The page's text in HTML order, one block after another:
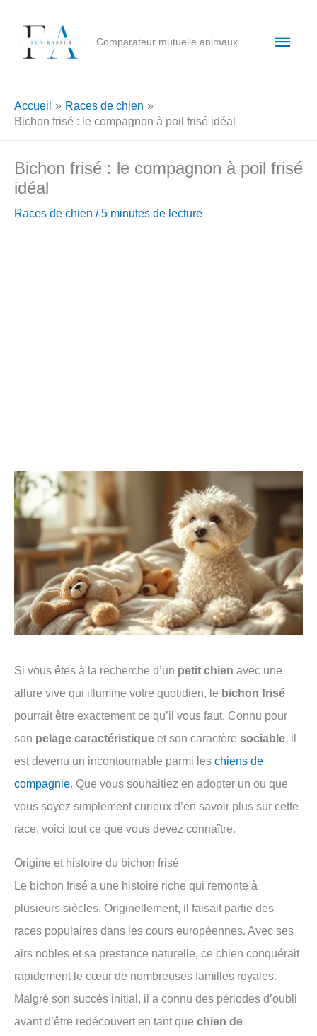
contenu
Comparateur mutuelle animaux
Accueil
Races de chien
Bichon frisé : le compagnon à poil frisé idéal
Bichon frisé : le compagnon à poil frisé
idéal
Races de chien /5 minutes de lecture
Si vous êtes à la recherche d’un petit chien avec une
allure vive qui illumine votre quotidien, le bichon frisé
pourrait être exactement ce qu’il vous faut. Connu pour
son pelage caractéristique et son caractère sociable, il
est devenu un incontournable parmi les chiens de
compagnie. Que vous souhaitiez en adopter un ou que
vous soyez simplement curieux d’en savoir plus sur cette
race, voici tout ce que vous devez connaître.
Origine et histoire du bichon frisé
Le bichon frisé a une histoire riche qui remonte à
plusieurs siècles. Originellement, il faisait partie des
races populaires dans les cours européennes. Avec ses
airs nobles et sa prestance naturelle, ce chien conquérait
rapidement le cœur de nombreuses familles royales.
Malgré son succès initial, il a connu des périodes d’oubli
avant d’être redécouvert en tant que chien de